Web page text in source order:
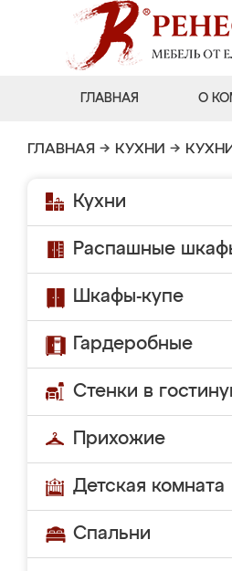
ГЛАВНАЯ О
ГЛАВНАЯ → КУХНИ →
Кухни
Распашные
Шкафы-купе
Гардеробные
Стенки в
Прихожие
Детская комната
Спальни